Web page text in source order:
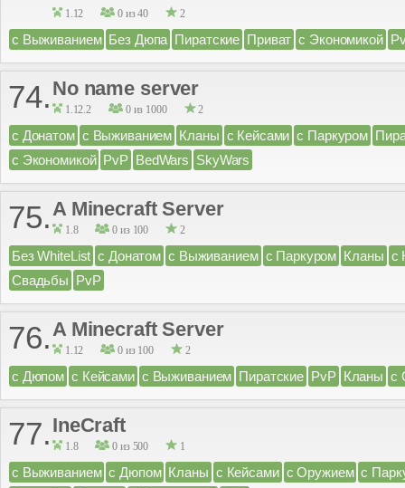
1.12 0 из 40 2
с Выживанием Без Дюпа Пиратские Приват с Экономикой
74. No name server
1.12.2 0 из 1000 2
с Донатом с Выживанием Кланы с Кейсами с Паркуром
с Экономикой PvP BedWars SkyWars
75.A Minecraft Server
1.8 0 из 100 2
Без WhiteList с Донатом с Выживанием с Паркуром Кланы с
Свадьбы PvP
76.A Minecraft Server
1.12 0 из 100 2
с Дюпом с Кейсами с Выживанием Пиратские PvP Кланы с
77. IneCraft
1.8 0 из 500 1
с Выживанием с Дюпом Кланы с Кейсами с Оружием с